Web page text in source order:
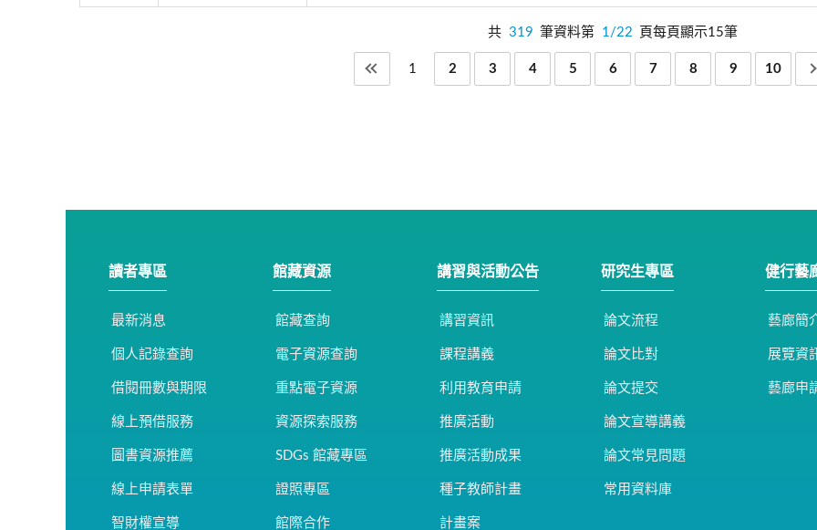
共 319 筆資料第 1/22 頁每頁顯示15筆
1 2 3 4 5 6 7 8 9 10
讀者專區
最新消息
個人記錄查詢
借閱冊數與期限
線上預借服務
圖書資源推薦
線上申請表單
智財權宣導
館藏資源
館藏查詢
電子資源查詢
重點電子資源
資源探索服務
SDGs 館藏專區
證照專區
館際合作
講習與活動公告
講習資訊
課程講義
利用教育申請
推廣活動
推廣活動成果
種子教師計畫
計畫案
研究生專區
論文流程
論文比對
論文提交
論文宣導講義
論文常見問題
常用資料庫
健行藝
藝廊簡
展覽資
藝廊申